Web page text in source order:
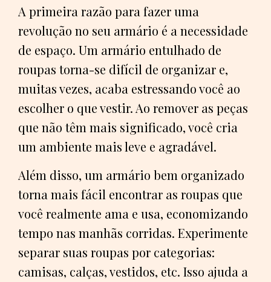
A primeira razão para fazer uma
revolução no seu armário é a necessidade
de espaço. Um armário entulhado de
roupas torna-se difícil de organizar e,
muitas vezes, acaba estressando você ao
escolher o que vestir. Ao remover as peças
que não têm mais significado, você cria
um ambiente mais leve e agradável.
Além disso, um armário bem organizado
torna mais fácil encontrar as roupas que
você realmente ama e usa, economizando
tempo nas manhãs corridas. Experimente
separar suas roupas por categorias:
camisas, calças, vestidos, etc. Isso ajuda a